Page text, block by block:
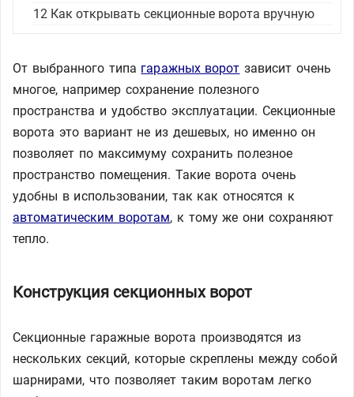
12 Как открывать секционные ворота вручную
От выбранного типа гаражных ворот зависит очень
многое, например сохранение полезного
пространства и удобство эксплуатации. Секционные
ворота это вариант не из дешевых, но именно он
позволяет по максимуму сохранить полезное
пространство помещения. Такие ворота очень
удобны в использовании, так как относятся к
автоматическим воротам, к тому же они сохраняют
тепло.
Конструкция секционных ворот
Секционные гаражные ворота производятся из
нескольких секций, которые скреплены между собой
шарнирами, что позволяет таким воротам легко